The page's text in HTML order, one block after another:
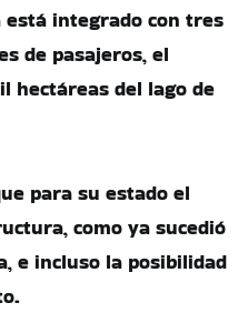
integrado con tres
de pasajeros, el
hectáreas del lago de
para su estado el
como ya sucedió
e incluso la posibilidad